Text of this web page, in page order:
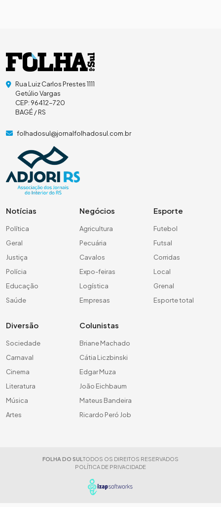
Rua Luiz Carlos Prestes 1111
Getúlio Vargas
CEP: 96412-720
BAGÉ / RS
folhadosul@jornalfolhadosul.com.br
Notícias
Política
Geral
Justiça
Polícia
Educação
Saúde
Negócios
Agricultura
Pecuária
Cavalos
Expo-feiras
Logística
Empresas
Esporte
Futebol
Futsal
Corridas
Local
Grenal
Esporte total
Diversão
Sociedade
Carnaval
Cinema
Literatura
Música
Artes
Colunistas
Briane Machado
Cátia Liczbinski
Edgar Muza
João Eichbaum
Mateus Bandeira
Ricardo Peró Job
FOLHA DO SUL TODOS OS DIREITOS RESERVADOS
POLÍTICA DE PRIVACIDADE